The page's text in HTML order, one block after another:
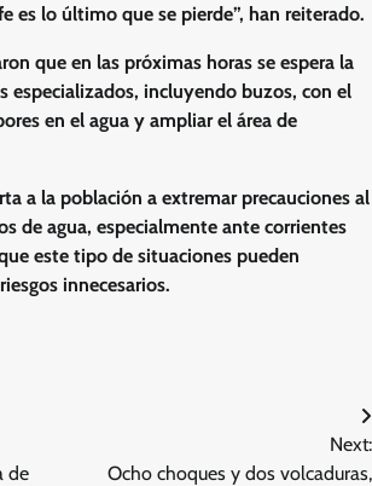
es lo último que se pierde”, han reiterado.
que en las próximas horas se espera la
especializados, incluyendo buzos, con el
en el agua y ampliar el área de
a la población a extremar precauciones al
de agua, especialmente ante corrientes
este tipo de situaciones pueden
innecesarios.
de
Next:
Ocho choques y dos volcaduras,